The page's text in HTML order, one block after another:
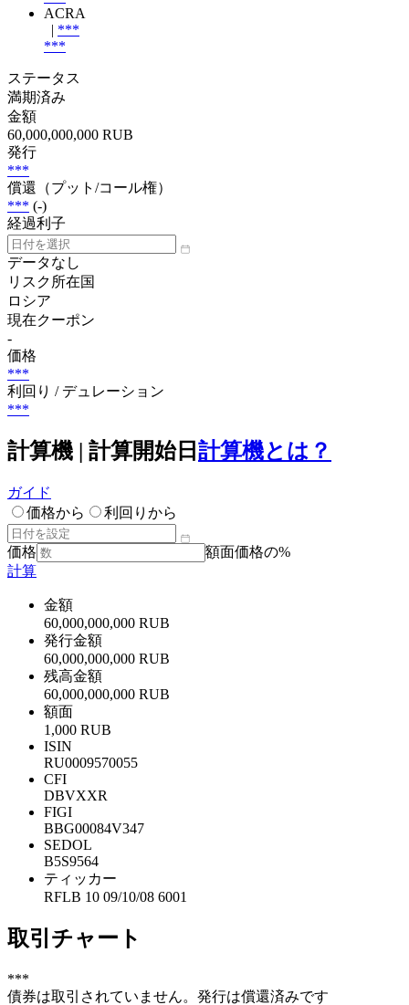
ACRA
| ***
***
ステータス
満期済み
金額
60,000,000,000 RUB
発行
***
償還（プット/コール権）
*** (-)
経過利子
データなし
リスク所在国
ロシア
現在クーポン
-
価格
***
利回り / デュレーション
***
計算機 | 計算開始日 計算機とは？
ガイド
価格から
利回りから
価格
額面価格の%
計算
金額
60,000,000,000 RUB
発行金額
60,000,000,000 RUB
残高金額
60,000,000,000 RUB
額面
1,000 RUB
ISIN
RU0009570055
CFI
DBVXXR
FIGI
BBG00084V347
SEDOL
B5S9564
ティッカー
RFLB 10 09/10/08 6001
取引チャート
***
債券は取引されていません。発行は償還済みです